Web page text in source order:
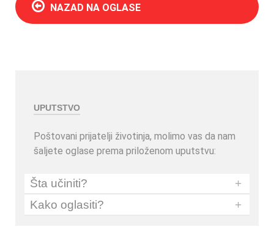
NAZAD NA OGLASE
UPUTSTVO
Poštovani prijatelji životinja, molimo vas da nam
šaljete oglase prema priloženom uputstvu:
Šta učiniti?
+
Kako oglasiti?
+